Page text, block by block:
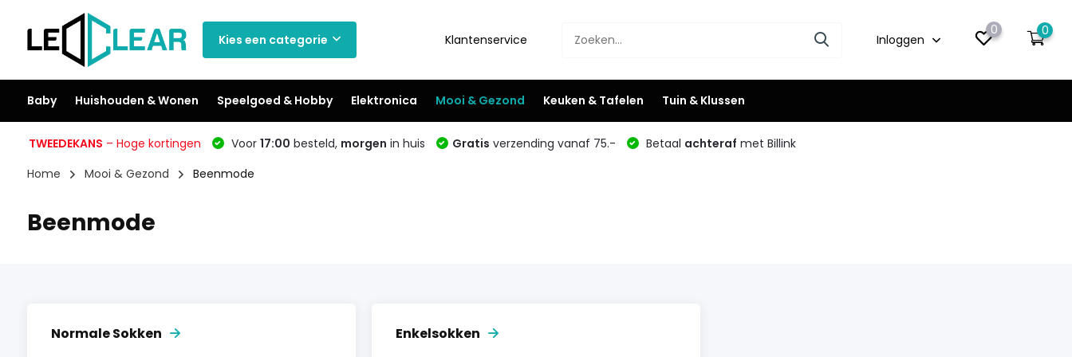
Kies een categorie Klantenservice Inloggen
0 0
Baby Huishouden & Wonen Speelgoed & Hobby Elektronica Mooi & Gezond Keuken & Tafelen Tuin & Klussen
TWEEDEKANS – Hoge kortingen Voor 17:00 besteld, morgen in huis Gratis verzending vanaf 75.- Betaal achteraf met Billink
Home
Mooi & Gezond Beenmode
Beenmode
Normale Sokken Enkelsokken